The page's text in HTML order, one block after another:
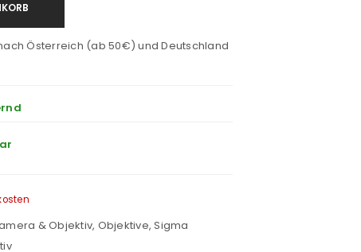
Österreich (ab 50€) und Deutschland
& Objektiv, Objektive,Sigma